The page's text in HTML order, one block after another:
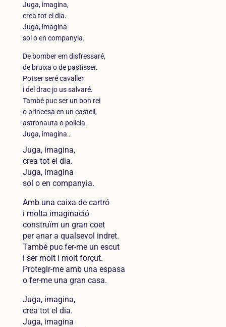
Juga, imagina,
crea tot el dia.
Juga, imagina
sol o en companyia.
De bomber em disfressaré,
de bruixa o de pastisser.
Potser seré cavaller
i del drac jo us salvaré.
També puc ser un bon rei
o princesa en un castell,
astronauta o policia.
Juga, imagina…
Juga, imagina,
crea tot el dia.
Juga, imagina
sol o en companyia.
Amb una caixa de cartró
i molta imaginació
construïm un gran coet
per anar a qualsevol indret.
També puc fer-me un escut
i ser molt i molt forçut.
Protegir-me amb una espasa
o fer-me una gran casa.
Juga, imagina,
crea tot el dia.
Juga, imagina